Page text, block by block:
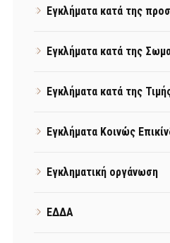
Εγκλήματα κατά της
Εγκλήματα κατά της
Εγκλήματα κατά της
Εγκλήματα Κοινώς
Εγκληματική οργάνωση
ΕΔΔΑ